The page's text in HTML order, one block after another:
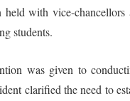
held with vice-chancellors
students.
was given to
clarified the need to